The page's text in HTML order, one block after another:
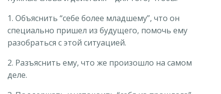
1. Объяснить “себе более младшему”, что он
специально пришел из будущего, помочь ему
разобраться с этой ситуацией.
2. Разъяснить ему, что же произошло на самом
деле.